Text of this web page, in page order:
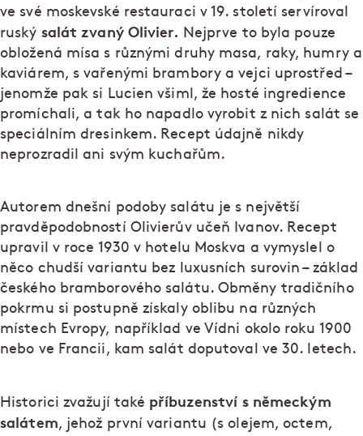
ve své moskevské restauraci v 19. století servíroval
ruský salát zvaný Olivier. Nejprve to byla pouze
obložená mísa s různými druhy masa, raky, humry a
kaviárem, s vařenými brambory a vejci uprostřed –
jenomže pak si Lucien všiml, že hosté ingredience
promíchali, a tak ho napadlo vyrobit z nich salát se
speciálním dresinkem. Recept údajně nikdy
neprozradil ani svým kuchařům.
Autorem dnešní podoby salátu je s největší
pravděpodobností Olivierův učeň Ivanov. Recept
upravil v roce 1930 v hotelu Moskva a vymyslel o
něco chudší variantu bez luxusních surovin – základ
českého bramborového salátu. Obměny tradičního
pokrmu si postupně získaly oblibu na různých
místech Evropy, například ve Vídni okolo roku 1900
nebo ve Francii, kam salát doputoval ve 30. letech.
Historici zvažují také příbuzenství s německým
salátem, jehož první variantu (s olejem, octem,